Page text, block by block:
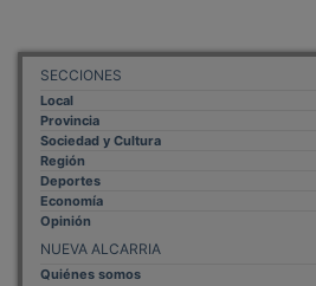
SECCIONES
Local
Provincia
Sociedad y Cultura
Región
Deportes
Economía
Opinión
NUEVA ALCARRIA
Quiénes somos